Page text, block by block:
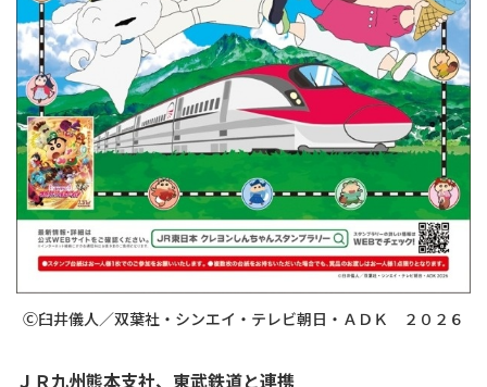
Ⓒ臼井儀人／双葉社・シンエイ・テレビ朝日・ＡＤＫ ２０２６
ＪＲ九州熊本支社、東武鉄道と連携